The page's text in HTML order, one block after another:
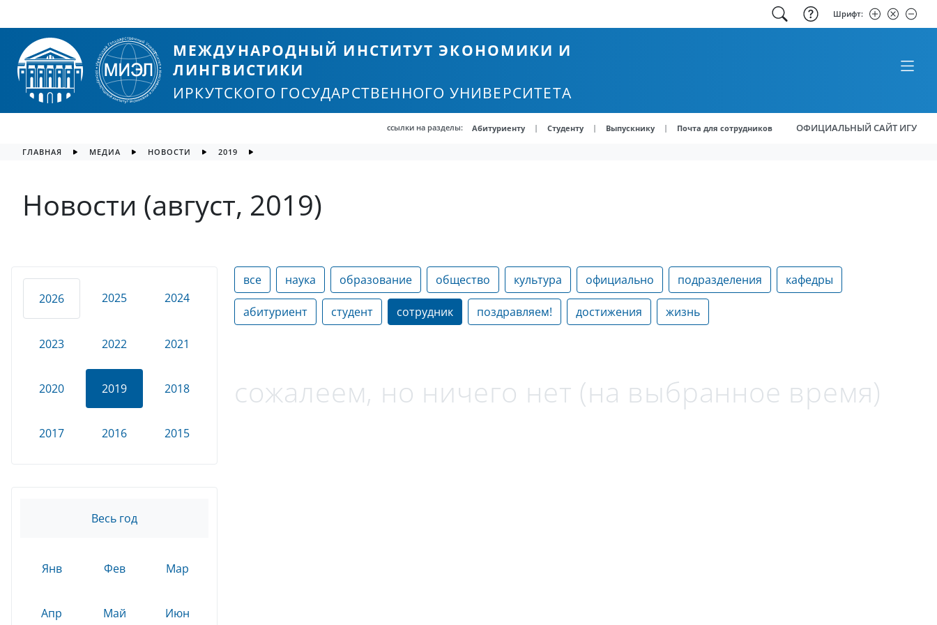
Шрифт:
МЕЖДУНАРОДНЫЙ ИНСТИТУТ ЭКОНОМИКИ И
ЛИНГВИСТИКИ
ИРКУТСКОГО ГОСУДАРСТВЕННОГО УНИВЕРСИТЕТА
ссылки на разделы: Абитуриенту | Студенту | Выпускнику | Почта для сотрудников ОФИЦИАЛЬНЫЙ САЙТ ИГУ
ГЛАВНАЯ МЕДИА НОВОСТИ 2019
Новости (август, 2019)
2026 2025 2024
2023 2022 2021
2020 2019 2018
2017 2016 2015
Весь год
Янв Фев Мар
Апр Май Июн
все наука образование общество культура официально подразделения кафедры
абитуриент студент сотрудник поздравляем! достижения жизнь
сожалеем, но ничего нет (на выбранное время)